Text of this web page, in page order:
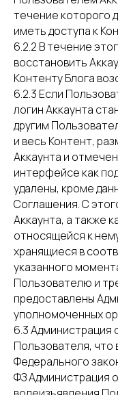
течение которого
иметь доступа к
6.2.2 В течение
восстановить
Контенту Блога
6.2.3 Если
логин Аккаунта
другим
и весь Контент,
Аккаунта и
интерфейсе как
удалены, кроме
Соглашения. С
Аккаунта, а также
относящейся к
хранящиеся в
указанного
Пользователю и
предоставлены
уполномоченных
6.3
Пользователя, что
Федерального
ФЗ Администрация